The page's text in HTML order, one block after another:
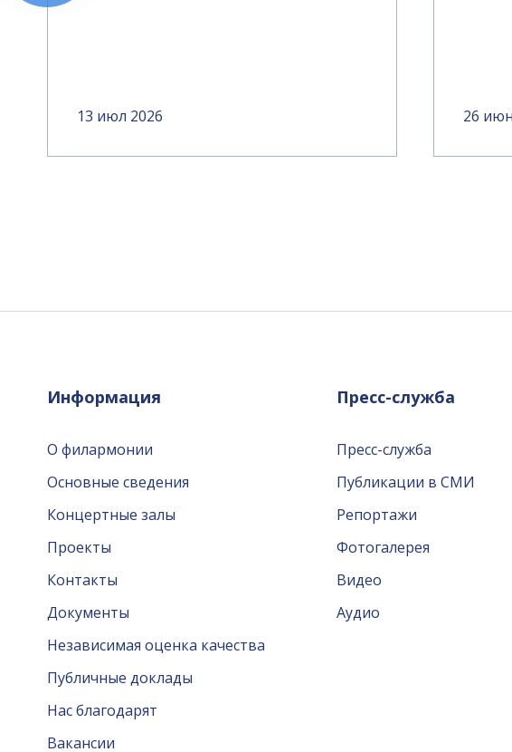
13 июл 2026 26
Информация
О филармонии
Основные сведения
Концертные залы
Проекты
Контакты
Документы
Независимая оценка качества
Публичные доклады
Нас благодарят
Вакансии
Пресс-служба
Пресс-служба
Публикации в СМИ
Репортажи
Фотогалерея
Видео
Аудио